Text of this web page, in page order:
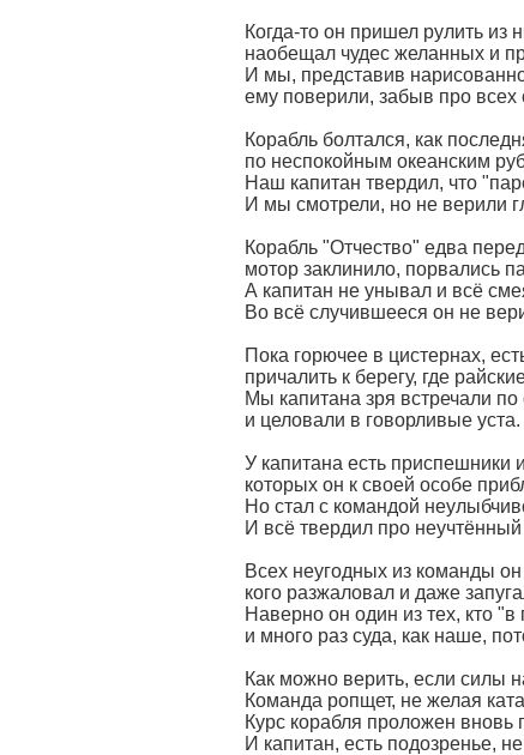
Когда-то он пришел рулить из
наобещал чудес желанных и
И мы, представив
ему поверили, забыв про всех
Корабль болтался, как
по неспокойным океанским
Наш капитан твердил, что
И мы смотрели, но не верили
Корабль "Отчество" едва
мотор заклинило, порвались
А капитан не унывал и всё
Во всё случившееся он не
Пока горючее в цистернах,
причалить к берегу, где
Мы капитана зря встречали
и целовали в говорливые уста.
У капитана есть приспешники
которых он к своей особе
Но стал с командой
И всё твердил про неучтённый
Всех неугодных из команды
кого разжаловал и даже
Наверно он один из тех, кто "в
и много раз суда, как наше,
Как можно верить, если силы
Команда ропщет, не желая
Курс корабля проложен вновь
И капитан, есть подозренье,